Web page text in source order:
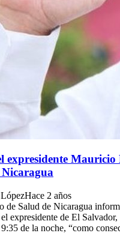
expresidente Mauricio
Nicaragua
Hace 2 años
de Salud de Nicaragua
expresidente de El
de la noche, “como